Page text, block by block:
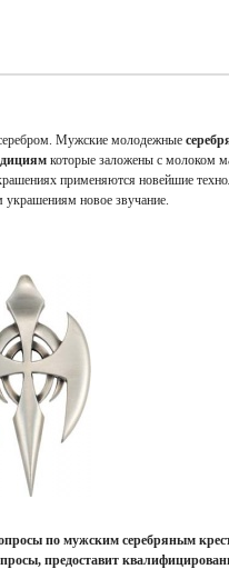
Мужские молодежные
которые заложены с молоком
применяются новейшие
украшениям новое звучание.
по мужским серебряным
предоставит